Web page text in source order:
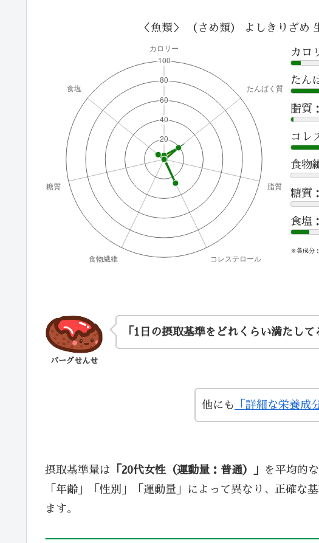
＜魚類＞ （さめ類） よしきりざめ
カロ
たん
脂質
コレ
食物
糖質
食塩
※各成分
バーグせんせ
「1日の摂取基準をどれくらい満たして
他にも 「詳細な栄養成
摂取基準量は 「20代女性（運動量：普通）」
を平均的
「年齢」「性別」「運動量」によって異なり、正確な
ます。